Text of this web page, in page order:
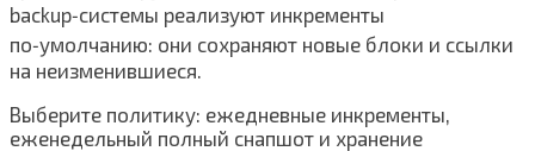
backup‑системы реализуют инкременты
по‑умолчанию: они сохраняют новые блоки и ссылки
на неизменившиеся.
Выберите политику: ежедневные инкременты,
еженедельный полный снапшот и хранение